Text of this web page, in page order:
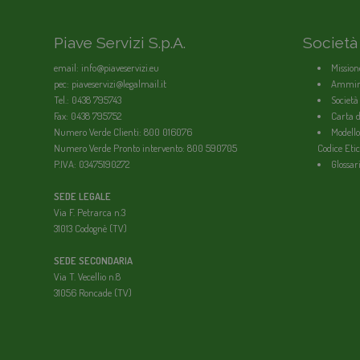
Piave Servizi S.p.A.
email: info@piaveservizi.eu
pec: piaveservizi@legalmail.it
Tel.: 0438 795743
Fax: 0438 795752
Numero Verde Clienti: 800 016076
Numero Verde Pronto intervento: 800 590705
P.IVA: 03475190272
SEDE LEGALE
Via F. Petrarca n.3
31013 Codognè (TV)
SEDE SECONDARIA
Via T. Vecellio n.8
31056 Roncade (TV)
Società
Carta
Codice